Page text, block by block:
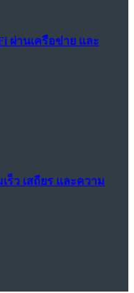
ผ่านเครือข่าย และ
ร็ว เสถียร และความ